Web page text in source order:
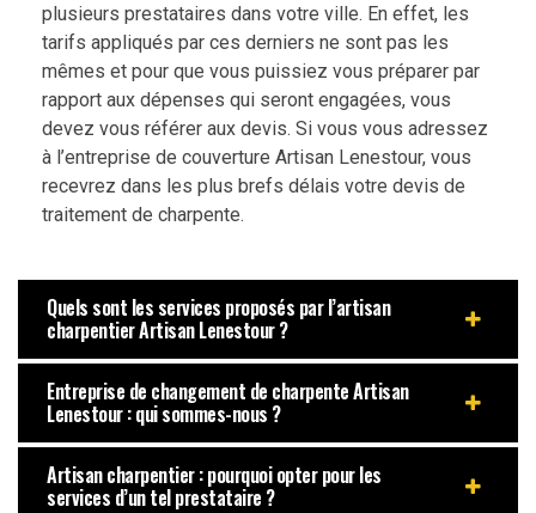
plusieurs prestataires dans votre ville. En effet, les
tarifs appliqués par ces derniers ne sont pas les
mêmes et pour que vous puissiez vous préparer par
rapport aux dépenses qui seront engagées, vous
devez vous référer aux devis. Si vous vous adressez
à l’entreprise de couverture Artisan Lenestour, vous
recevrez dans les plus brefs délais votre devis de
traitement de charpente.
Quels sont les services proposés par l’artisan
charpentier Artisan Lenestour ?
Entreprise de changement de charpente Artisan
Lenestour : qui sommes-nous ?
Artisan charpentier : pourquoi opter pour les
services d’un tel prestataire ?